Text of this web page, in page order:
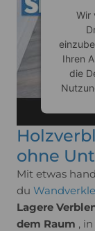
Wir
Ihren
die
ohne
Mit etwas
du
Lagere
dem Raum ,